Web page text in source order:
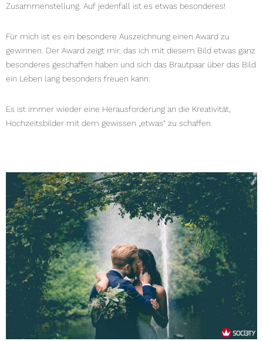
Zusammenstellung. Auf jedenfall ist es etwas besonderes!
Für mich ist es ein besondere Auszeichnung einen Award zu
gewinnen. Der Award zeigt mir, das ich mit diesem Bild etwas ganz
besonderes geschaffen haben und sich das Brautpaar über das Bild
ein Leben lang besonders freuen kann.
Es ist immer wieder eine Herausforderung an die Kreativität,
Hochzeitsbilder mit dem gewissen „etwas“ zu schaffen.